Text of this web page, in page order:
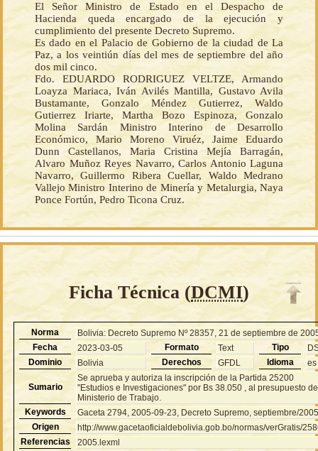
El Señor Ministro de Estado en el Despacho de
Hacienda queda encargado de la ejecución y
cumplimiento del presente Decreto Supremo.
Es dado en el Palacio de Gobierno de la ciudad de La
Paz, a los veintiún días del mes de septiembre del año
dos mil cinco.
Fdo. EDUARDO RODRIGUEZ VELTZE, Armando
Loayza Mariaca, Iván Avilés Mantilla, Gustavo Avila
Bustamante, Gonzalo Méndez Gutierrez, Waldo
Gutierrez Iriarte, Martha Bozo Espinoza, Gonzalo
Molina Sardán Ministro Interino de Desarrollo
Económico, Mario Moreno Viruéz, Jaime Eduardo
Dunn Castellanos, Maria Cristina Mejía Barragán,
Alvaro Muñoz Reyes Navarro, Carlos Antonio Laguna
Navarro, Guillermo Ribera Cuellar, Waldo Medrano
Vallejo Ministro Interino de Minería y Metalurgia, Naya
Ponce Fortún, Pedro Ticona Cruz.
Ficha Técnica (DCMI)
Norma
Bolivia: Decreto Supremo Nº 28357, 21 de septiembre de
Fecha
2023-03-05 Formato Text Tipo
Dominio
Bolivia Derechos GFDL Idioma es
Sumario
Se aprueba y autoriza la inscripción de la Partida 25200
"Estudios e Investigaciones" por Bs 38.050 , al presupuesto
Ministerio de Trabajo.
Keywords
Gaceta 2794, 2005-09-23, Decreto Supremo, septiembre/
Origen
http://www.gacetaoficialdebolivia.gob.bo/normas/verGratis/
Referencias
2005.lexml